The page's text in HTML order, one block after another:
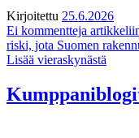
Kirjoitettu 25.6.2026
Ei kommentteja
riski, jota Suomen
Lisää vieraskynästä